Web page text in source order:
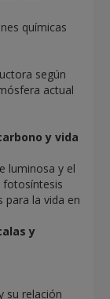
químicas
según
actual
y vida
luminosa y el
fotosíntesis
la vida en
y
su relación